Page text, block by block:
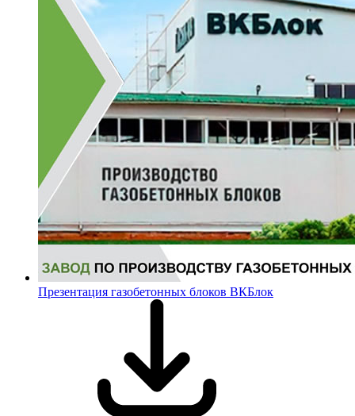
Презентация газобетонных блоков ВКБлок